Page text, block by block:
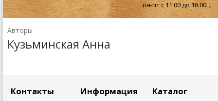
пн-пт с 11.00 до 18.00
Авторы
Кузьминская Анна
Контакты Информация Каталог